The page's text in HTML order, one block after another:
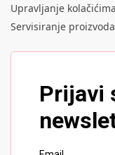
Upravljanje kolačićima
Servisiranje